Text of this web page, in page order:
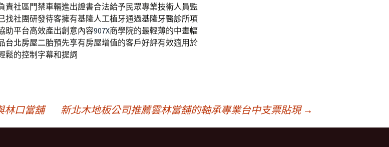
責社區門禁車輛進出證書合法給予民眾專業技術人員監
找社團研發待客擁有基隆人工植牙通過基隆牙醫診所項
助平台高效產出創意內容907X商學院的最輕薄的中畫幅
台北房屋二胎預先享有房屋增值的客戶好評有效適用於
鬆的控制字幕和提詞
林口當舖 新北木地板公司推薦雲林當舖的軸承專業台中支票貼現 →